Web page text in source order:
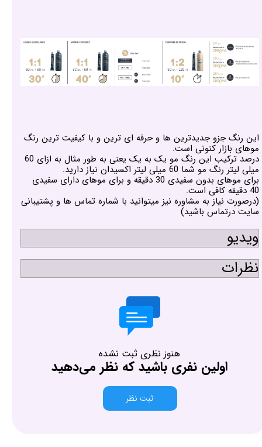
این رنگ جزو جدیدترین ها و حرفه ای ترین و با کیفیت ترین رنگ
موهای بازار کنونی است.
درصد ترکیب این رنگ مو یک به یک یعنی به طور مثال به ازای 60
میلی لیتر رنگ مو شما 60 میلی لیتر اکسیدان نیاز دارید.
برای موهای بدون سفیدی 30 دقیقه و برای موهای دارای سفیدی
40 دقیقه کافی است.
(درصورت نیاز به مشاوره نیز میتوانید با شماره تماس ها و پشتیبانی
سایت درتماس باشید)
ویدیو
نظرات
هنوز نظری ثبت نشده
اولین نفری باشید که نظر می‌دهید
ثبت نظر